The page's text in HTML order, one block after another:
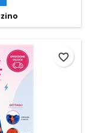
favorite_border